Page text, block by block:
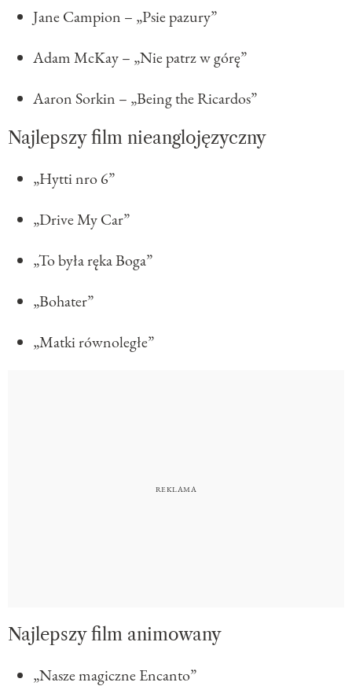
Jane Campion – „Psie pazury”
Adam McKay – „Nie patrz w górę”
Aaron Sorkin – „Being the Ricardos”
Najlepszy film nieanglojęzyczny
„Hytti nro 6”
„Drive My Car”
„To była ręka Boga”
„Bohater”
„Matki równoległe”
Najlepszy film animowany
„Nasze magiczne Encanto”